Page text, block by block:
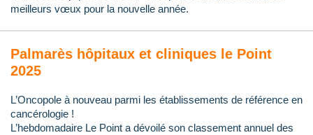
meilleurs vœux pour la nouvelle année.
Palmarès hôpitaux et cliniques le Point
2025
L’Oncopole à nouveau parmi les établissements de référence en
cancérologie !
L’hebdomadaire Le Point a dévoilé son classement annuel des